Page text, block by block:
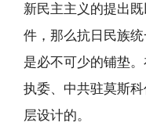
新民主主义的提出
件，那么抗日民族
是必不可少的铺垫
执委、中共驻莫斯
层设计的。